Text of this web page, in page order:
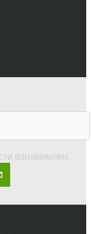
ознакомлен.